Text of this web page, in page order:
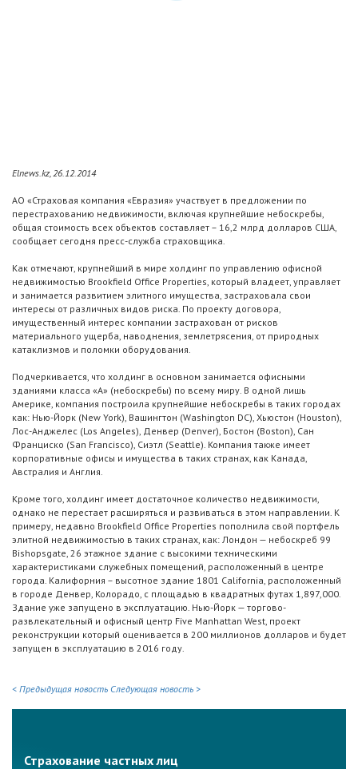
Elnews.kz, 26.12.2014
АО «Страховая компания «Евразия» участвует в предложении по
перестрахованию недвижимости, включая крупнейшие небоскребы,
общая стоимость всех объектов составляет – 16,2 млрд долларов США,
сообщает сегодня пресс-служба страховщика.
Как отмечают, крупнейший в мире холдинг по управлению офисной
недвижимостью Brookfield Office Properties, который владеет, управляет
и занимается развитием элитного имущества, застраховала свои
интересы от различных видов риска. По проекту договора,
имущественный интерес компании застрахован от рисков
материального ущерба, наводнения, землетрясения, от природных
катаклизмов и поломки оборудования.
Подчеркивается, что холдинг в основном занимается офисными
зданиями класса «А» (небоскребы) по всему миру. В одной лишь
Америке, компания построила крупнейшие небоскребы в таких городах
как: Нью-Йорк (New York), Вашингтон (Washington DC), Хьюстон (Houston),
Лос-Анджелес (Los Angeles), Денвер (Denver), Бостон (Boston), Сан
Франциско (San Francisco), Сиэтл (Seattle). Компания также имеет
корпоративные офисы и имущества в таких странах, как Канада,
Австралия и Англия.
Кроме того, холдинг имеет достаточное количество недвижимости,
однако не перестает расширяться и развиваться в этом направлении. К
примеру, недавно Brookfield Office Properties пополнила свой портфель
элитной недвижимостью в таких странах, как: Лондон — небоскреб 99
Bishopsgate, 26 этажное здание с высокими техническими
характеристиками служебных помещений, расположенный в центре
города. Калифорния – высотное здание 1801 California, расположенный
в городе Денвер, Колорадо, с площадью в квадратных футах 1,897,000.
Здание уже запущено в эксплуатацию. Нью-Йорк — торгово-
развлекательный и офисный центр Five Manhattan West, проект
реконструкции который оценивается в 200 миллионов долларов и будет
запущен в эксплуатацию в 2016 году.
< Предыдущая новость Следующая новость >
Страхование частных лиц